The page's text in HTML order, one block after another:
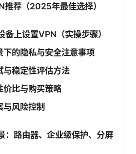
推荐（2025年最佳选择）
备上设置VPN（实操步骤）
下的隐私与安全注意事项
与稳定性评估方法
价比与购买策略
与风险控制
：路由器、企业级保护、分屏